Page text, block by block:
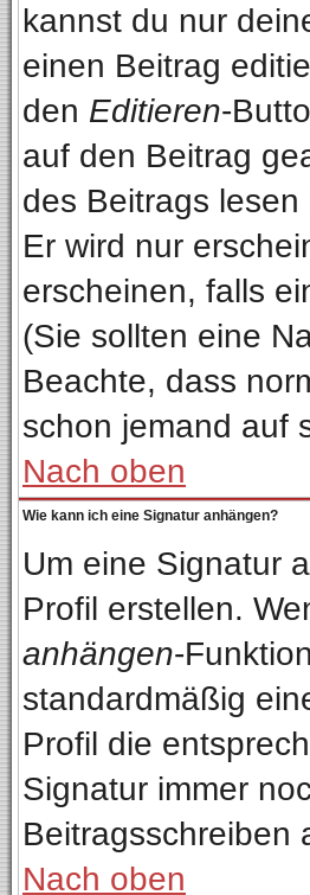
kannst du nur
einen Beitrag
den Editieren-
auf den Beitrag
des Beitrags
Er wird nur
erscheinen, falls
(Sie sollten eine
Beachte, dass
schon jemand auf
Nach oben
Wie kann ich eine Signatur anhängen?
Um eine Signatur
Profil erstellen.
anhängen-
standardmäßig
Profil die
Signatur immer
Beitragsschreiben
Nach oben